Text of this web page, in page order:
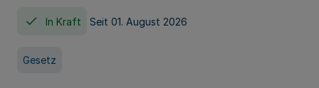
In Kraft Seit 01. August 2026
Gesetz